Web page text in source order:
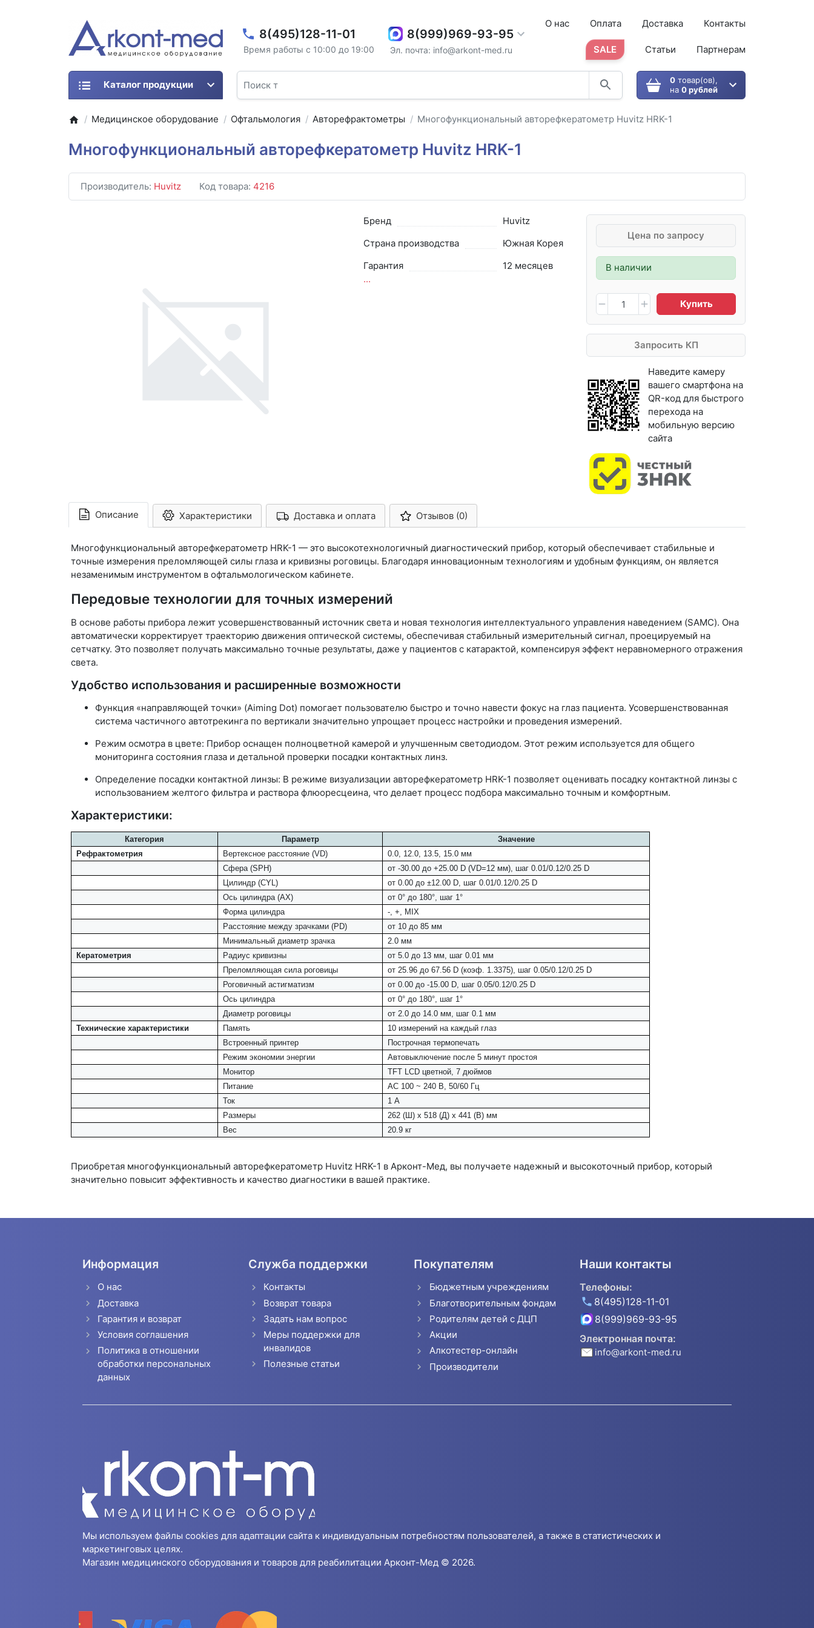
8(495)128-11-01
Время работы с 10:00 до 19:00
8(999)969-93-95
Эл. почта: info@arkont-med.ru
О нас Оплата Доставка Контакты
SALE Статьи Партнерам
0товар(ов),
на 0 рублей
Каталог продукции
Медицинское оборудование Офтальмология Авторефрактометры Многофункциональный авторефкератометр Huvitz HRK-1
Многофункциональный авторефкератометр Huvitz HRK-1
Производитель: Huvitz Код товара: 4216
Цена по запросу
В наличии
Купить
Запросить КП
Наведите камеру
вашего смартфона на
QR-код для быстрого
перехода на
мобильную версию
сайта
Бренд
Huvitz
Страна производства
Южная Корея
Гарантия
12 месяцев
...
Описание Характеристики Арконт-Мед Доставка и оплата Отзывов (0)
Многофункциональный авторефкератометр HRK-1 — это высокотехнологичный диагностический прибор, который обеспечивает стабильные и
точные измерения преломляющей силы глаза и кривизны роговицы. Благодаря инновационным технологиям и удобным функциям, он является
незаменимым инструментом в офтальмологическом кабинете.
Передовые технологии для точных измерений
В основе работы прибора лежит усовершенствованный источник света и новая технология интеллектуального управления наведением (SAMC). Она
автоматически корректирует траекторию движения оптической системы, обеспечивая стабильный измерительный сигнал, проецируемый на
сетчатку. Это позволяет получать максимально точные результаты, даже у пациентов с катарактой, компенсируя эффект неравномерного отражения
света.
Удобство использования и расширенные возможности
Функция «направляющей точки» (Aiming Dot) помогает пользователю быстро и точно навести фокус на глаз пациента. Усовершенствованная
система частичного автотрекинга по вертикали значительно упрощает процесс настройки и проведения измерений.
Режим осмотра в цвете: Прибор оснащен полноцветной камерой и улучшенным светодиодом. Этот режим используется для общего
мониторинга состояния глаза и детальной проверки посадки контактных линз.
Определение посадки контактной линзы: В режиме визуализации авторефкератометр HRK-1 позволяет оценивать посадку контактной линзы с
использованием желтого фильтра и раствора флюоресцеина, что делает процесс подбора максимально точным и комфортным.
Характеристики:
Категория Параметр
Значение
Рефрактометрия
Вертексное расстояние (VD)
0.0, 12.0, 13.5, 15.0 мм
Сфера (SPH)
от -30.00 до +25.00 D (VD=12 мм), шаг 0.01/0.12/0.25 D
Цилиндр (CYL)
от 0.00 до ±12.00 D, шаг 0.01/0.12/0.25 D
Ось цилиндра (AX)
от 0° до 180°, шаг 1°
Форма цилиндра
-, +, MIX
Расстояние между зрачками (PD)
от 10 до 85 мм
Минимальный диаметр зрачка
2.0 мм
Кератометрия
Радиус кривизны
от 5.0 до 13 мм, шаг 0.01 мм
Преломляющая сила роговицы
от 25.96 до 67.56 D (коэф. 1.3375), шаг 0.05/0.12/0.25 D
Роговичный астигматизм
от 0.00 до -15.00 D, шаг 0.05/0.12/0.25 D
Ось цилиндра
от 0° до 180°, шаг 1°
Диаметр роговицы
от 2.0 до 14.0 мм, шаг 0.1 мм
Технические характеристики
Память
10 измерений на каждый глаз
Встроенный принтер
Построчная термопечать
Режим экономии энергии
Автовыключение после 5 минут простоя
Монитор
TFT LCD цветной, 7 дюймов
Питание
AC 100 ~ 240 В, 50/60 Гц
Ток
1 А
Размеры
262 (Ш) x 518 (Д) x 441 (В) мм
Вес
20.9 кг
Приобретая многофункциональный авторефкератометр Huvitz HRK-1 в Арконт-Мед, вы получаете надежный и высокоточный прибор, который
значительно повысит эффективность и качество диагностики в вашей практике.
Информация
О нас
Доставка
Гарантия и возврат
Условия соглашения
Политика в отношении
обработки персональных
данных
Служба поддержки
Контакты
Возврат товара
Задать нам вопрос
Меры поддержки для
инвалидов
Полезные статьи
Покупателям
Бюджетным учреждениям
Благотворительным фондам
Родителям детей с ДЦП
Акции
Алкотестер-онлайн
Производители
Наши контакты
Телефоны:
8(495)128-11-01
8(999)969-93-95
Электронная почта:
info@arkont-med.ru
Мы используем файлы cookies для адаптации сайта к индивидуальным потребностям пользователей, а также в статистических и
маркетинговых целях.
Магазин медицинского оборудования и товаров для реабилитации Арконт-Мед © 2026.